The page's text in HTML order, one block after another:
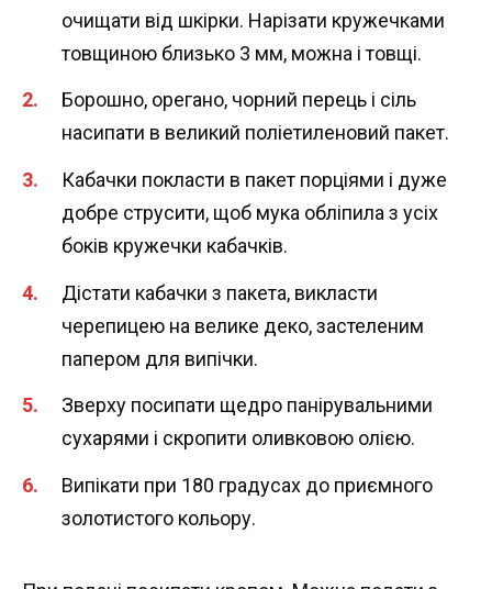
очищати від шкірки. Нарізати кружечками
товщиною близько 3 мм, можна і товщі.
Борошно, орегано, чорний перець і сіль
насипати в великий поліетиленовий пакет.
Кабачки покласти в пакет порціями і дуже
добре струсити, щоб мука обліпила з усіх
боків кружечки кабачків.
Дістати кабачки з пакета, викласти
черепицею на велике деко, застеленим
папером для випічки.
Зверху посипати щедро панірувальними
сухарями і скропити оливковою олією.
Випікати при 180 градусах до приємного
золотистого кольору.